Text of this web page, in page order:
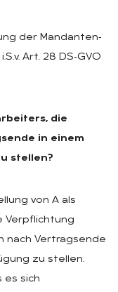
der Mandanten‑
Art. 28 DS‑GVO
die
in einem
stellen?
von A als
Verpflichtung
nach Vertragsende
zu stellen.
es sich